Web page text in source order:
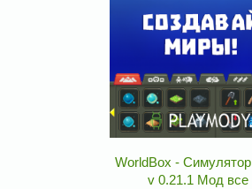
WorldBox - Симулятор
v 0.21.1 Мод все